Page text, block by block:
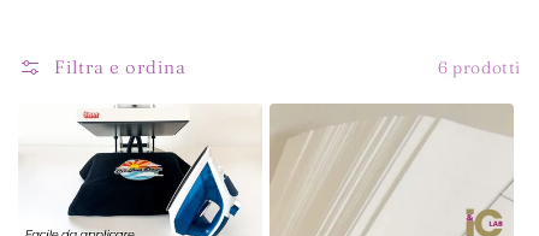
e
i
Filtra e ordina 6 prodotti